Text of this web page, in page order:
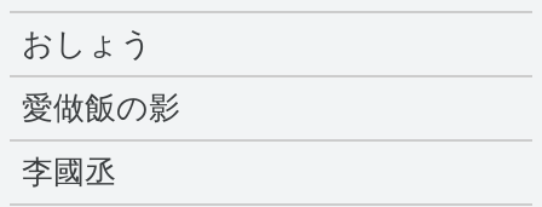
おしょう
愛做飯の影
李國丞